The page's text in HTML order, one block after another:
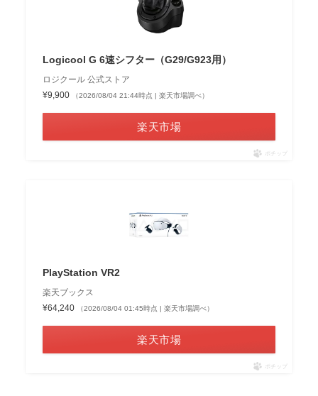
Logicool G 6速シフター（G29/G923用）
ロジクール 公式ストア
¥9,900
（2026/08/04 21:44時点 | 楽天市場調べ）
楽天市場
ポチップ
PlayStation VR2
楽天ブックス
¥64,240
（2026/08/04 01:45時点 | 楽天市場調べ）
楽天市場
ポチップ